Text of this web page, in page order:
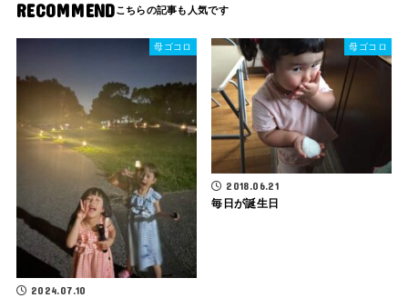
RECOMMEND
母ゴコロ
2024.07.10
母ゴコロ
2018.06.21
毎日が誕生日